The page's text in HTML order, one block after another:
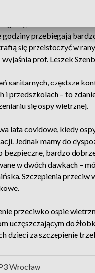
godziny przebiegają
się przeistoczyć w
wyjaśnia prof. Leszek
sanitarnych, częstsze
i przedszkolach – to
się ospy wietrznej.
lata covidowe, kiedy
Jednak mamy do
bezpieczne, bardzo
w dwóch dawkach –
Szczepienia przeciw
przeciwko ospie
uczęszczającym do
dzieci za szczepienie
Wrocław